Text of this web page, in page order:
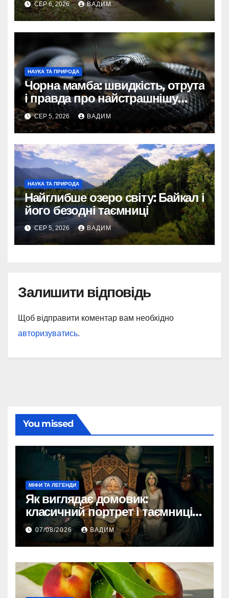
СЕР 6, 2026 ВАДИМ
НАУКА ТА ПРИРОДА
Чорна мамба: швидкість, отрута
і правда про найстрашнішу
змію Африки
СЕР 5, 2026 ВАДИМ
НАУКА ТА ПРИРОДА
Найглибше озеро світу: Байкал і
його безодні таємниці
СЕР 5, 2026 ВАДИМ
Залишити відповідь
Щоб відправити коментар вам необхідно
авторизуватись.
You missed
МІФИ ТА ЛЕГЕНДИ
Як виглядає домовик:
класичний портрет і таємниці
зовнішності
07/08/2026 ВАДИМ